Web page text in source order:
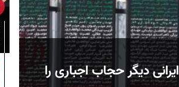
دیگر حجاب اجباری را